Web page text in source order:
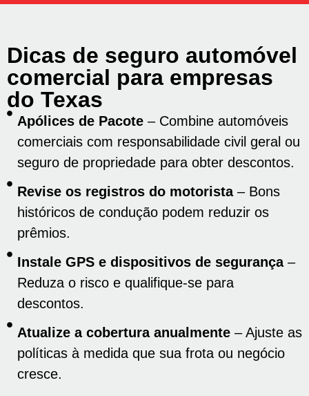
Dicas de seguro automóvel
comercial para empresas
do Texas
Apólices de Pacote – Combine automóveis
comerciais com responsabilidade civil geral ou
seguro de propriedade para obter descontos.
Revise os registros do motorista– Bons
históricos de condução podem reduzir os
prêmios.
Instale GPS e dispositivos de segurança–
Reduza o risco e qualifique-se para
descontos.
Atualize a cobertura anualmente – Ajuste as
políticas à medida que sua frota ou negócio
cresce.